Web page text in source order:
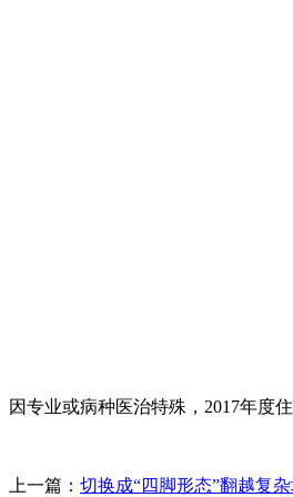
因专业或病种医治特殊，2017年度
上一篇： 切换成“四脚形态”翻越复